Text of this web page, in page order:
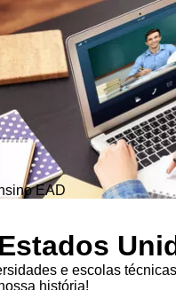
EAD
e escolas
história!